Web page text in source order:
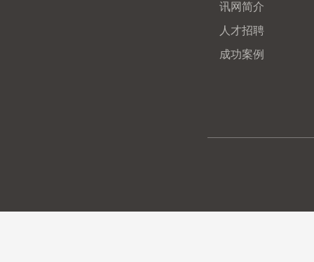
讯网简介
人才招聘
成功案例